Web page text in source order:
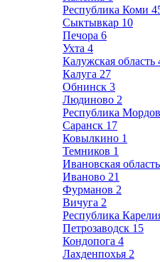
Республика Коми
Сыктывкар 10
Печора 6
Ухта 4
Калужская область
Калуга 27
Обнинск 3
Людиново 2
Республика
Саранск 17
Ковылкино 1
Темников 1
Ивановская область
Иваново 21
Фурманов 2
Вичуга 2
Республика
Петрозаводск 15
Кондопога 4
Лахденпохья 2